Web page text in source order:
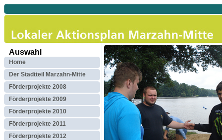
Auswahl
Home
Der Stadtteil Marzahn-Mitte
Förderprojekte 2008
Förderprojekte 2009
Förderprojekte 2010
Förderprojekte 2011
Förderprojekte 2012